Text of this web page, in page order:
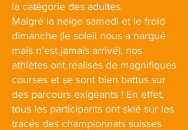
la catégorie des adultes.
Malgré la neige samedi et le froid
dimanche (le soleil nous a nargué
mais n’est jamais arrivé), nos
athlètes ont réalisés de magnifiques
courses et se sont bien battus sur
des parcours exigeants ! En effet,
tous les participants ont skié sur les
tracés des championnats suisses